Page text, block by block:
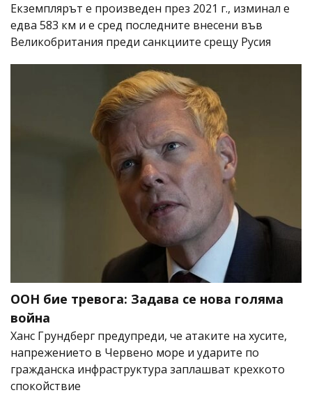
Екземплярът е произведен през 2021 г., изминал е
едва 583 км и е сред последните внесени във
Великобритания преди санкциите срещу Русия
ООН бие тревога: Задава се нова голяма
война
Ханс Грундберг предупреди, че атаките на хусите,
напрежението в Червено море и ударите по
гражданска инфраструктура заплашват крехкото
спокойствие